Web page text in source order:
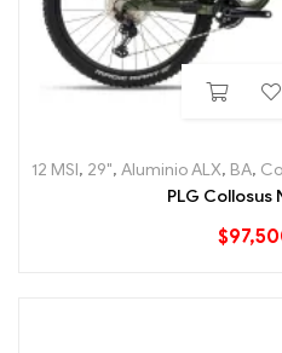
12 MSI, 29", Aluminio ALX, BA,
PLG Collosus
$